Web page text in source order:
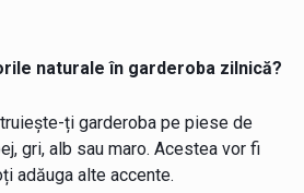
naturale în garderoba zilnică?
ți garderoba pe piese de
gri, alb sau maro. Acestea vor fi
adăuga alte accente.